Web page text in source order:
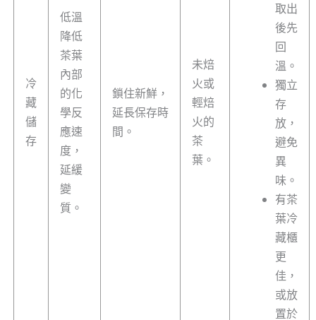
冷
藏
儲
存
低溫
降低
茶葉
內部
的化
學反
應速
度，
延緩
變
質。
鎖住新鮮，
延長保存時
間。
未焙
火或
輕焙
火的
茶
葉。
取出
後先
回
溫。
獨立
存
放，
避免
異
味。
有茶
葉冷
藏櫃
更
佳，
或放
置於